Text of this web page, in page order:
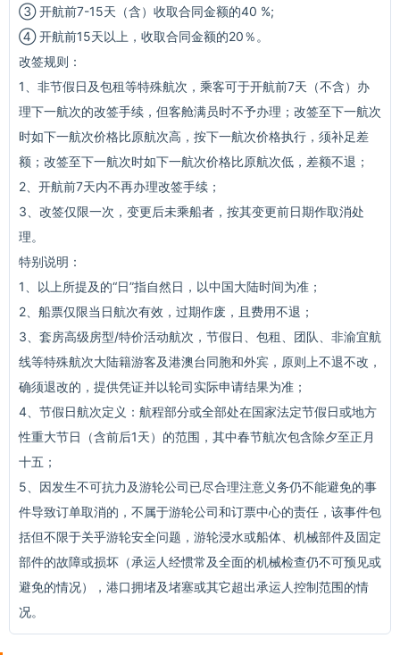
③ 开航前7-15天（含）收取合同金额的40 %;
④ 开航前15天以上，收取合同金额的20％。
改签规则：
1、非节假日及包租等特殊航次，乘客可于开航前7天（不含）办
理下一航次的改签手续，但客舱满员时不予办理；改签至下一航次
时如下一航次价格比原航次高，按下一航次价格执行，须补足差
额；改签至下一航次时如下一航次价格比原航次低，差额不退；
2、开航前7天内不再办理改签手续；
3、改签仅限一次，变更后未乘船者，按其变更前日期作取消处
理。
特别说明：
1、以上所提及的“日”指自然日，以中国大陆时间为准；
2、船票仅限当日航次有效，过期作废，且费用不退；
3、套房高级房型/特价活动航次，节假日、包租、团队、非渝宜航
线等特殊航次大陆籍游客及港澳台同胞和外宾，原则上不退不改，
确须退改的，提供凭证并以轮司实际申请结果为准；
4、节假日航次定义：航程部分或全部处在国家法定节假日或地方
性重大节日（含前后1天）的范围，其中春节航次包含除夕至正月
十五；
5、因发生不可抗力及游轮公司已尽合理注意义务仍不能避免的事
件导致订单取消的，不属于游轮公司和订票中心的责任，该事件包
括但不限于关乎游轮安全问题，游轮浸水或船体、机械部件及固定
部件的故障或损坏（承运人经惯常及全面的机械检查仍不可预见或
避免的情况），港口拥堵及堵塞或其它超出承运人控制范围的情
况。